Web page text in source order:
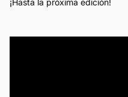
¡Hasta la próxima edición!